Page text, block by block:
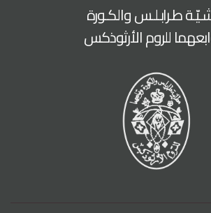
طـرابـلـس والكـورة
للروم الأرثوذكس